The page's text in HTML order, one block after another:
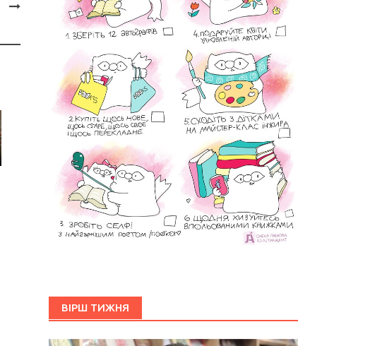
ВІРШ ТИЖНЯ